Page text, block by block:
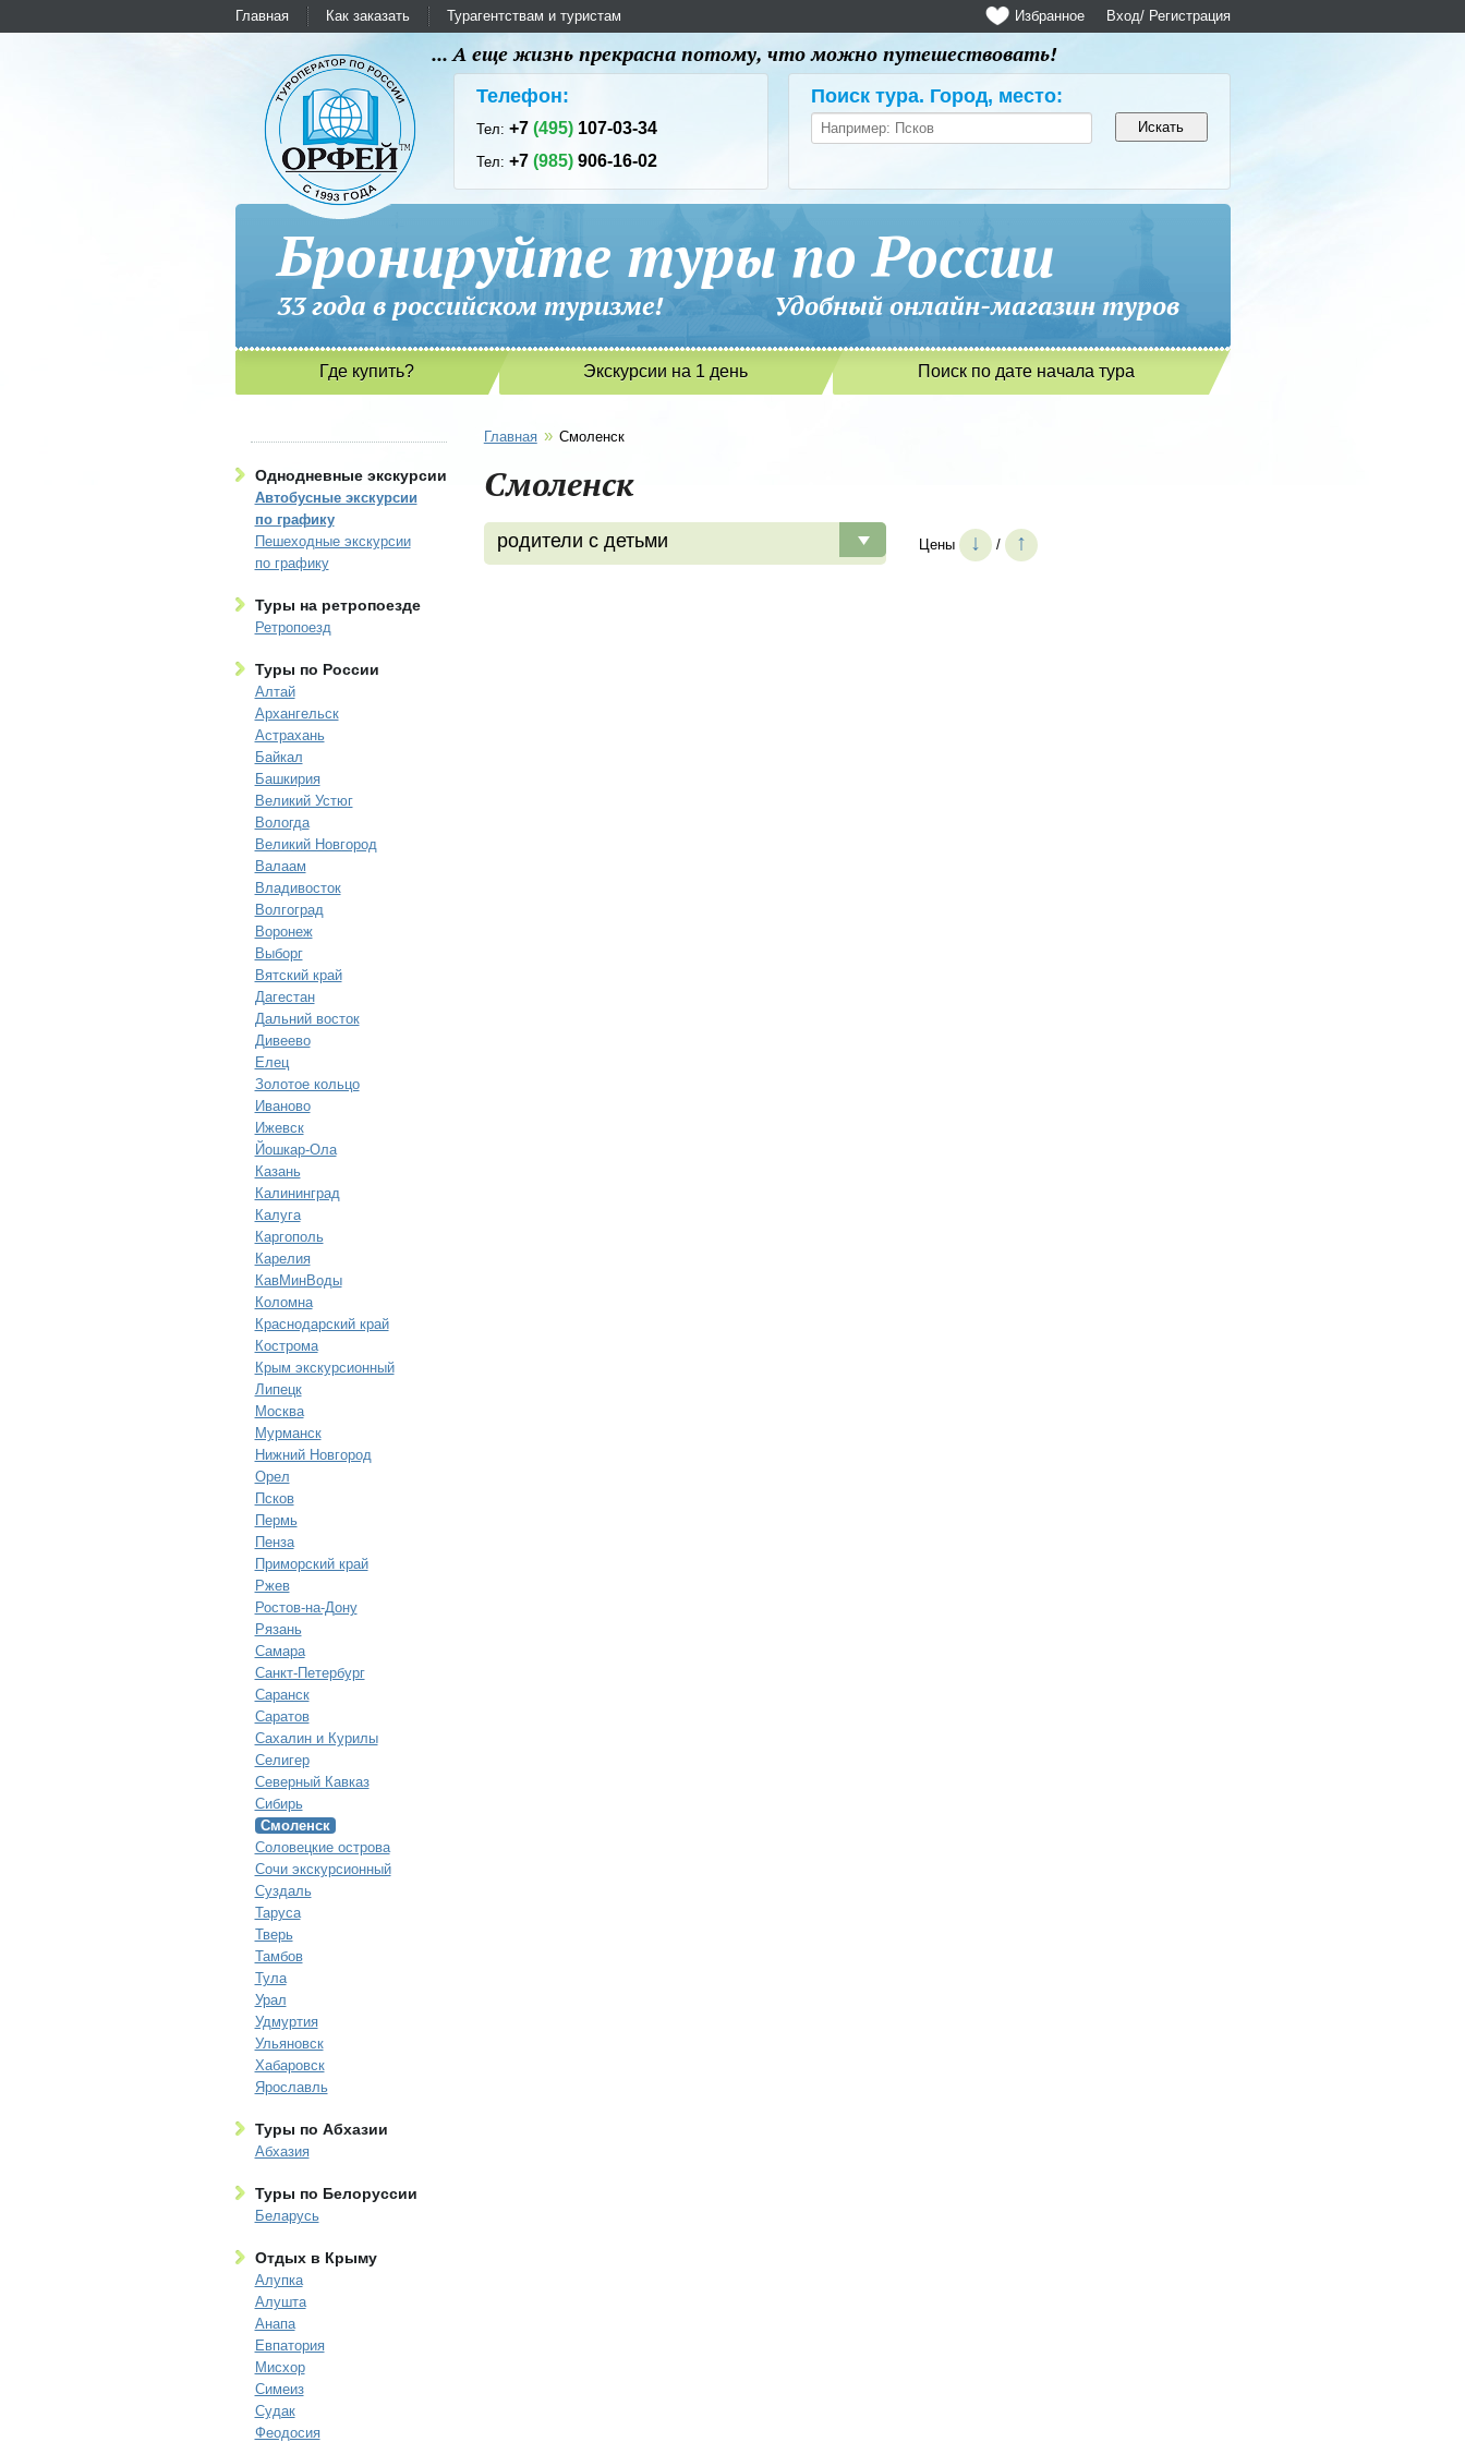
Главная Как заказать Турагентствам и туристам Вход/ Регистрация
Избранное
... А еще жизнь прекрасна потому, что можно путешествовать!
Телефон:
Тел:+7(495) 107-03-34
Тел:+7(985) 906-16-02
Поиск тура. Город, место:
Бронируйте туры по России
33 года в российском туризме! Удобный онлайн-магазин туров
Где купить? Экскурсии на 1 день Поиск по дате начала тура
Однодневные экскурсии
Автобусные экскурсии
по графику
Пешеходные экскурсии
по графику
Туры на ретропоезде
Ретропоезд
Туры по России
Алтай
Архангельск
Астрахань
Байкал
Башкирия
Великий Устюг
Вологда
Великий Новгород
Валаам
Владивосток
Волгоград
Воронеж
Выборг
Вятский край
Дагестан
Дальний восток
Дивеево
Елец
Золотое кольцо
Иваново
Ижевск
Йошкар-Ола
Казань
Калининград
Калуга
Каргополь
Карелия
КавМинВоды
Коломна
Краснодарский край
Кострома
Крым экскурсионный
Липецк
Москва
Мурманск
Нижний Новгород
Орел
Псков
Пермь
Пенза
Приморский край
Ржев
Ростов-на-Дону
Рязань
Самара
Санкт-Петербург
Саранск
Саратов
Сахалин и Курилы
Селигер
Северный Кавказ
Сибирь
Смоленск
Соловецкие острова
Сочи экскурсионный
Суздаль
Таруса
Тверь
Тамбов
Тула
Урал
Удмуртия
Ульяновск
Хабаровск
Ярославль
Туры по Абхазии
Абхазия
Туры по Белоруссии
Беларусь
Отдых в Крыму
Алупка
Алушта
Анапа
Евпатория
Мисхор
Симеиз
Судак
Феодосия
Главная » Смоленск
Смоленск
родители с детьми Цены ↓ / ↑